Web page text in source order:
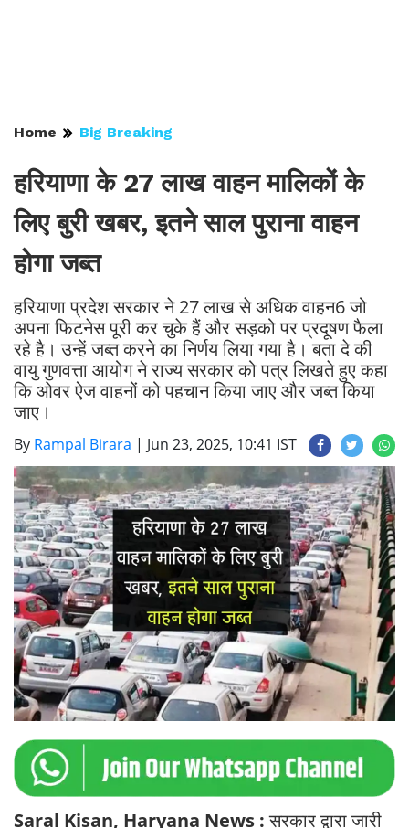
Home Big Breaking
हरियाणा के 27 लाख वाहन मालिकों के
लिए बुरी खबर, इतने साल पुराना वाहन
होगा जब्त
हरियाणा प्रदेश सरकार ने 27 लाख से अधिक वाहन6 जो
अपना फिटनेस पूरी कर चुके हैं और सड़को पर प्रदूषण फैला
रहे है। उन्हें जब्त करने का निर्णय लिया गया है। बता दे की
वायु गुणवत्ता आयोग ने राज्य सरकार को पत्र लिखते हुए कहा
कि ओवर ऐज वाहनों को पहचान किया जाए और जब्त किया
जाए।
By Rampal Birara | Jun 23, 2025, 10:41 IST
Saral Kisan, Haryana News :सरकार द्वारा जारी